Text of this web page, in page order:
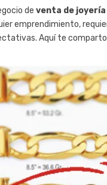
deventa de
emprendimiento,
Aquí te